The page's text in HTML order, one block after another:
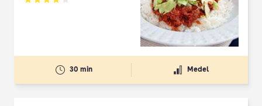
Betyg: 3.93 av 5
30 min Medel